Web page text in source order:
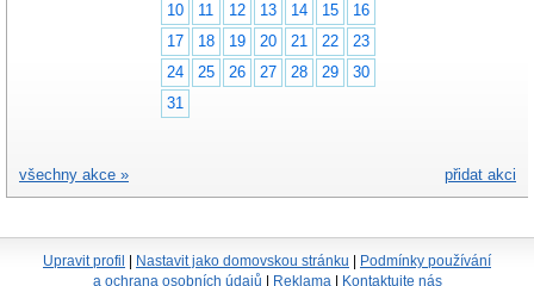
10
11 12 13 14 15
16
17
18 19 20 21 22
23
24
25 26 27 28 29
30
31
přidat akci
všechny akce »
Upravit profil Nastavit jako domovskou stránku
Podmínky používání
a ochrana osobních údajů
Reklama Kontaktujte nás